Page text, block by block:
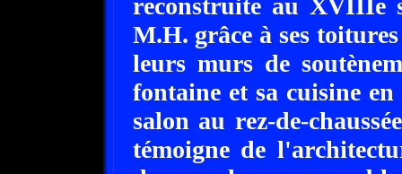
reconstruite au XVIIIe
M.H. grâce à ses toitures
leurs murs de
fontaine et sa cuisine
salon au rez-de-
témoigne de